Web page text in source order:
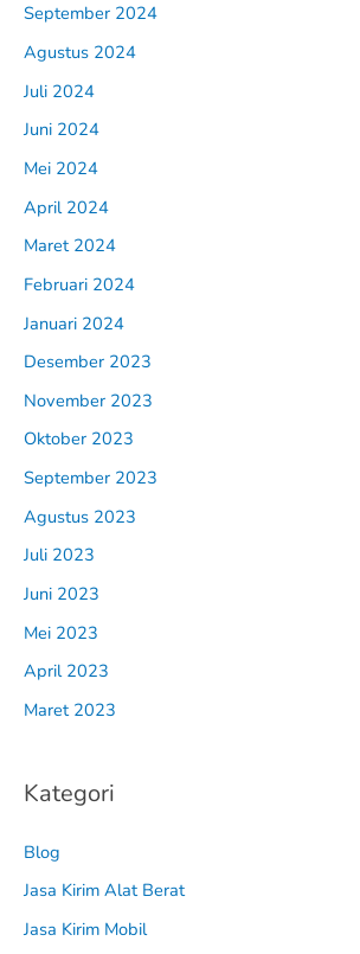
September 2024
Agustus 2024
Juli 2024
Juni 2024
Mei 2024
April 2024
Maret 2024
Februari 2024
Januari 2024
Desember 2023
November 2023
Oktober 2023
September 2023
Agustus 2023
Juli 2023
Juni 2023
Mei 2023
April 2023
Maret 2023
Kategori
Blog
Jasa Kirim Alat Berat
Jasa Kirim Mobil